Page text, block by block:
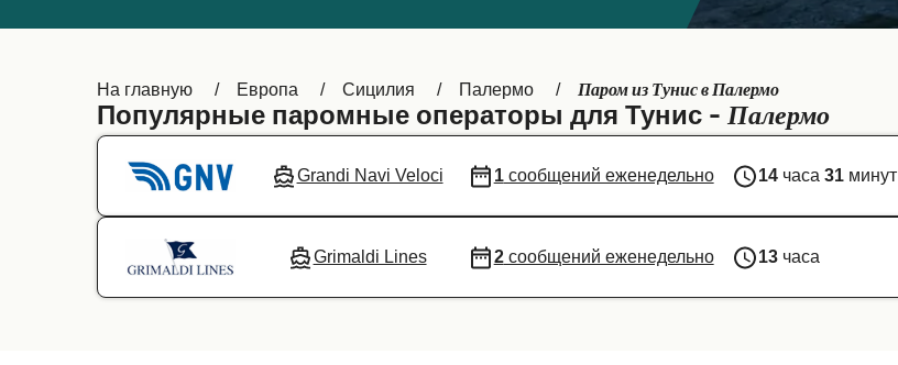
На главную Европа Сицилия Палермо Паром из Тунис в Палермо
Популярные паромные операторы для Тунис - Палермо
Grandi Navi Veloci 1сообщений еженедельно 14часа 31минут
Grimaldi Lines 2сообщений еженедельно 13часа